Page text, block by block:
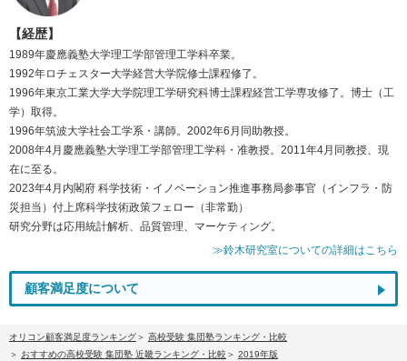
【経歴】
1989年慶應義塾大学理工学部管理工学科卒業。
1992年ロチェスター大学経営大学院修士課程修了。
1996年東京工業大学大学院理工学研究科博士課程経営工学専攻修了。博士（工
学）取得。
1996年筑波大学社会工学系・講師。2002年6月同助教授。
2008年4月慶應義塾大学理工学部管理工学科・准教授。2011年4月同教授、現
在に至る。
2023年4月内閣府 科学技術・イノベーション推進事務局参事官（インフラ・防
災担当）付上席科学技術政策フェロー（非常勤）
研究分野は応用統計解析、品質管理、マーケティング。
≫鈴木研究室についての詳細はこちら
顧客満足度について
オリコン顧客満足度ランキング
高校受験 集団塾ランキング・比較
おすすめの高校受験 集団塾 近畿ランキング・比較
2019年版